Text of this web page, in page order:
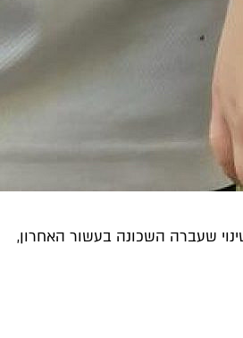
שעברה השכונה בעשור האחרון,